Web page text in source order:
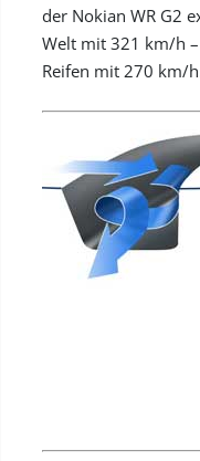
der Nokian WR G2
Welt mit 321 km/h
Reifen mit 270 km/